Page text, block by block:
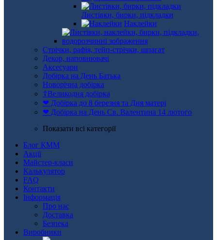
Листівки, бирки, підкладки
Наклейки
Стрічки, рафія, тейп-стрічки, шпагат
Декор, наповнювачі
Аксесуари
Добірка на День Батька
Новорічна добірка
☦Великодня добірка
❤ Добірка до 8 березня та Дня матері
❤ Добірка на День Св. Валентина 14 лютого
Показати всі категорії
Блог КММ
Акції
Майстер-класи
Калькулятор
FAQ
Контакти
Інформація
Про нас
Доставка
Безпека
Виробники